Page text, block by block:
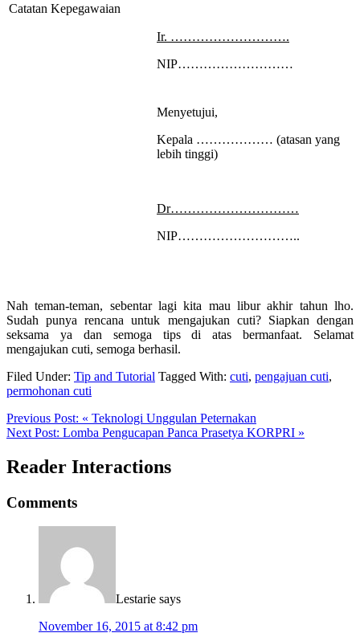
Catatan Kepegawaian
Ir. ……………………….
NIP………………………
Menyetujui,
Kepala ……………… (atasan yang
lebih tinggi)
Dr…………………………
NIP………………………..
Nah teman-teman, sebentar lagi kita mau libur akhir tahun lho.
Sudah punya rencana untuk mengajukan cuti? Siapkan dengan
seksama ya dan semoga tips di atas bermanfaat. Selamat
mengajukan cuti, semoga berhasil.
Filed Under: Tip and Tutorial Tagged With: cuti, pengajuan cuti,
permohonan cuti
Previous Post: « Teknologi Unggulan Peternakan
Next Post: Lomba Pengucapan Panca Prasetya KORPRI »
Reader Interactions
Comments
Lestarie says
November 16, 2015 at 8:42 pm